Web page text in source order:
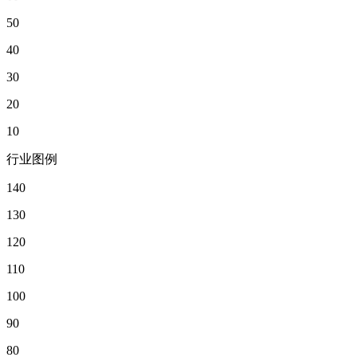
50
40
30
20
10
行业图例
140
130
120
110
100
90
80